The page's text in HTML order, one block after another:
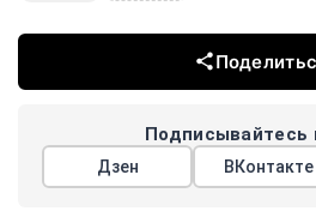
Подписывайтесь
Дзен ВКонтакте